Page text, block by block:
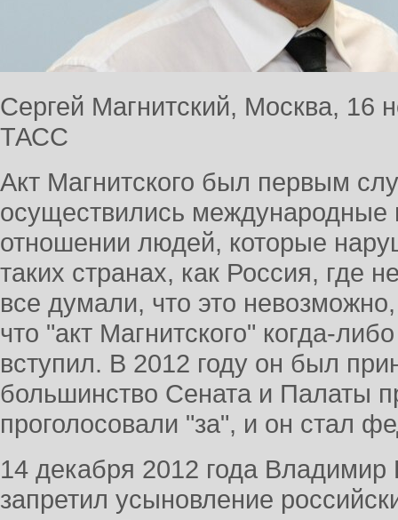
Сергей Магнитский, Москва, 16
ТАСС
Акт Магнитского был первым
осуществились международные
отношении людей, которые
таких странах, как Россия, где
все думали, что это
что "акт Магнитского" когда-
вступил. В 2012 году он был
большинство Сената и Палаты
проголосовали "за", и он стал
14 декабря 2012 года Владимир
запретил усыновление